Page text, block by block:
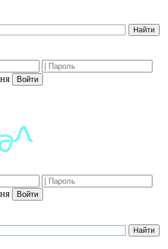
Войти
Войти